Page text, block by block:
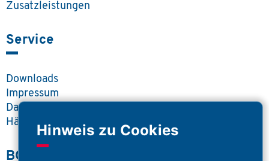
Hinweis zu Cookies
Zusatzleistungen
Service
Downloads
Impressum
Datenschutz
Häufige Fragen
BOS Portal